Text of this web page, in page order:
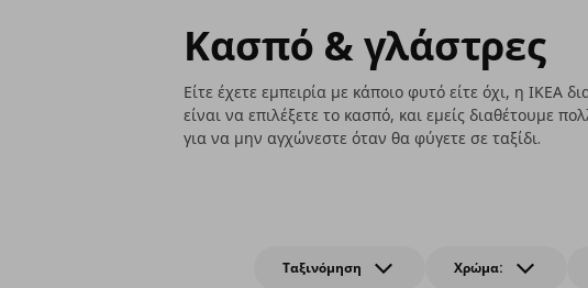
Κασπό & γλάστρες
Είτε έχετε εμπειρία με κάποιο φυτό είτε όχι, η ΙΚΕΑ
είναι να επιλέξετε το κασπό, και εμείς διαθέτουμε
για να μην αγχώνεστε όταν θα φύγετε σε ταξίδι.
Ταξινόμηση Χρώμα: